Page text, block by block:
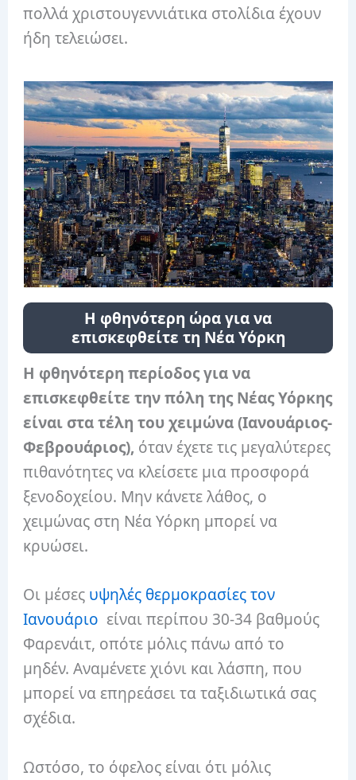
πολλά χριστουγεννιάτικα στολίδια έχουν
ήδη τελειώσει.
Η φθηνότερη ώρα για να
επισκεφθείτε τη Νέα Υόρκη
Η φθηνότερη περίοδος για να
επισκεφθείτε την πόλη της Νέας Υόρκης
είναι στα τέλη του χειμώνα (Ιανουάριος-
Φεβρουάριος), όταν έχετε τις μεγαλύτερες
πιθανότητες να κλείσετε μια προσφορά
ξενοδοχείου. Μην κάνετε λάθος, ο
χειμώνας στη Νέα Υόρκη μπορεί να
κρυώσει.
Οι μέσες υψηλές θερμοκρασίες τον
Ιανουάριο είναι περίπου 30-34 βαθμούς
Φαρενάιτ, οπότε μόλις πάνω από το
μηδέν. Αναμένετε χιόνι και λάσπη, που
μπορεί να επηρεάσει τα ταξιδιωτικά σας
σχέδια.
Ωστόσο, το όφελος είναι ότι μόλις